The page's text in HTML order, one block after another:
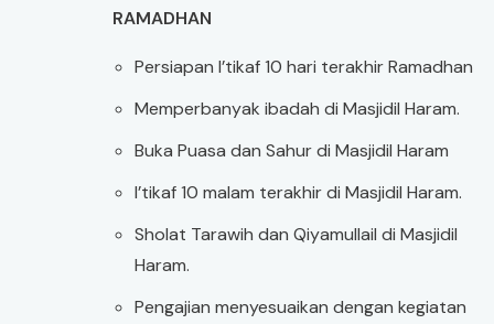
RAMADHAN
Persiapan I’tikaf 10 hari terakhir Ramadhan
Memperbanyak ibadah di Masjidil Haram.
Buka Puasa dan Sahur di Masjidil Haram
I’tikaf 10 malam terakhir di Masjidil Haram.
Sholat Tarawih dan Qiyamullail di Masjidil
Haram.
Pengajian menyesuaikan dengan kegiatan